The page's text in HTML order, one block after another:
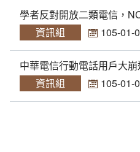
(1945)克難的年代
(1950)供不應求
(1960)跨入太空通信
學習單
相關網站
延伸文章
方賢齊先生簡介
方賢齊先生大事記
著作清單
鍵
字
學者反對開放二類電信，
資訊組
105-01-
中華電信行動電話用戶大崩
資訊組
105-01-